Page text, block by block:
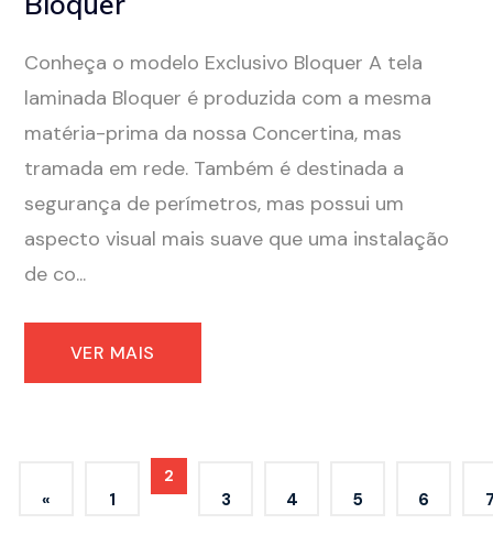
Conheça o modelo Exclusivo Bloquer A tela
laminada Bloquer é produzida com a mesma
matéria-prima da nossa Concertina, mas
tramada em rede. Também é destinada a
segurança de perímetros, mas possui um
aspecto visual mais suave que uma instalação
de co...
VER MAIS
« 1
2
3 4 5 6